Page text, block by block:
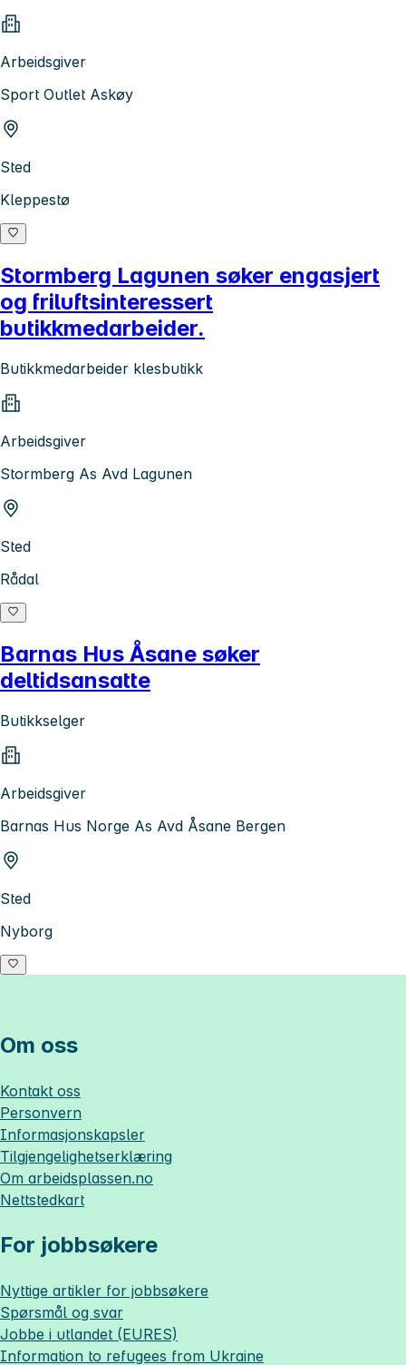
Arbeidsgiver
Sport Outlet Askøy
Sted
Kleppestø
Stormberg Lagunen søker engasjert
og friluftsinteressert
butikkmedarbeider.
Butikkmedarbeider klesbutikk
Arbeidsgiver
Stormberg As Avd Lagunen
Sted
Rådal
Barnas Hus Åsane søker
deltidsansatte
Butikkselger
Arbeidsgiver
Barnas Hus Norge As Avd Åsane Bergen
Sted
Nyborg
Om oss
Kontakt oss
Personvern
Informasjonskapsler
Tilgjengelighetserklæring
Om arbeidsplassen.no
Nettstedkart
For jobbsøkere
Nyttige artikler for jobbsøkere
Spørsmål og svar
Jobbe i utlandet (EURES)
Information to refugees from Ukraine